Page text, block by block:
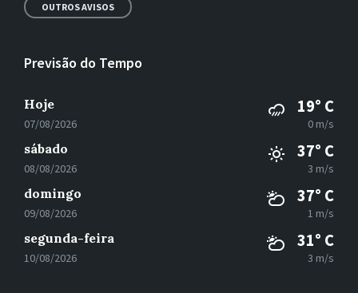
OUTROS AVISOS
Previsão do Tempo
Hoje
07/08/2026
19° C
0 m/s
sábado
08/08/2026
37° C
3 m/s
domingo
09/08/2026
37° C
1 m/s
segunda-feira
10/08/2026
31° C
3 m/s